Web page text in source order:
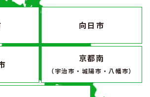
向日市
京都南
（宇治市・城陽市・八幡市）